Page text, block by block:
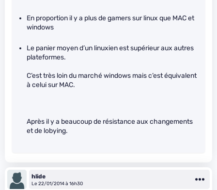
En proportion il y a plus de gamers sur linux que MAC et
windows
Le panier moyen d’un linuxien est supérieur aux autres
plateformes.
C’est très loin du marché windows mais c’est équivalent
à celui sur MAC.
Après il y a beaucoup de résistance aux changements
et de lobying.
hlide
Le 22/01/2014 à 16h30